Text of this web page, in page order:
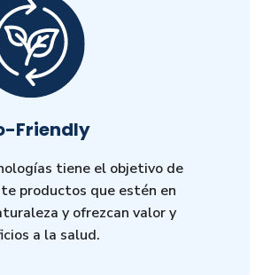
Friendly
tiene el objetivo de
productos que estén en
y ofrezcan valor y
a la salud.